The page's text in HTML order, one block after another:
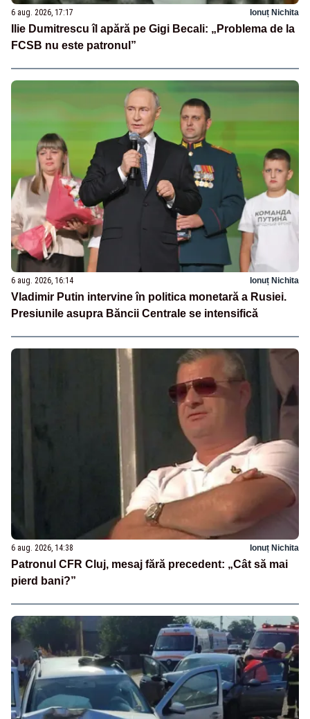
6 aug. 2026, 17:17 Ionuț Nichita
Ilie Dumitrescu îl apără pe Gigi Becali: „Problema de la
FCSB nu este patronul”
6 aug. 2026, 16:14 Ionuț Nichita
Vladimir Putin intervine în politica monetară a Rusiei.
Presiunile asupra Băncii Centrale se intensifică
6 aug. 2026, 14:38 Ionuț Nichita
Patronul CFR Cluj, mesaj fără precedent: „Cât să mai
pierd bani?”